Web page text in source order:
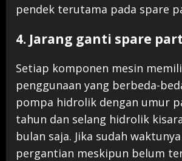
pendek terutama pada spare
4. Jarang ganti spare part
Setiap komponen mesin
penggunaan yang berbeda-
pompa hidrolik dengan umur
tahun dan selang hidrolik
bulan saja. Jika sudah
pergantian meskipun belum